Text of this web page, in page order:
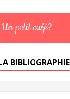
Un petit café?
BIBLIOGRAPHIE